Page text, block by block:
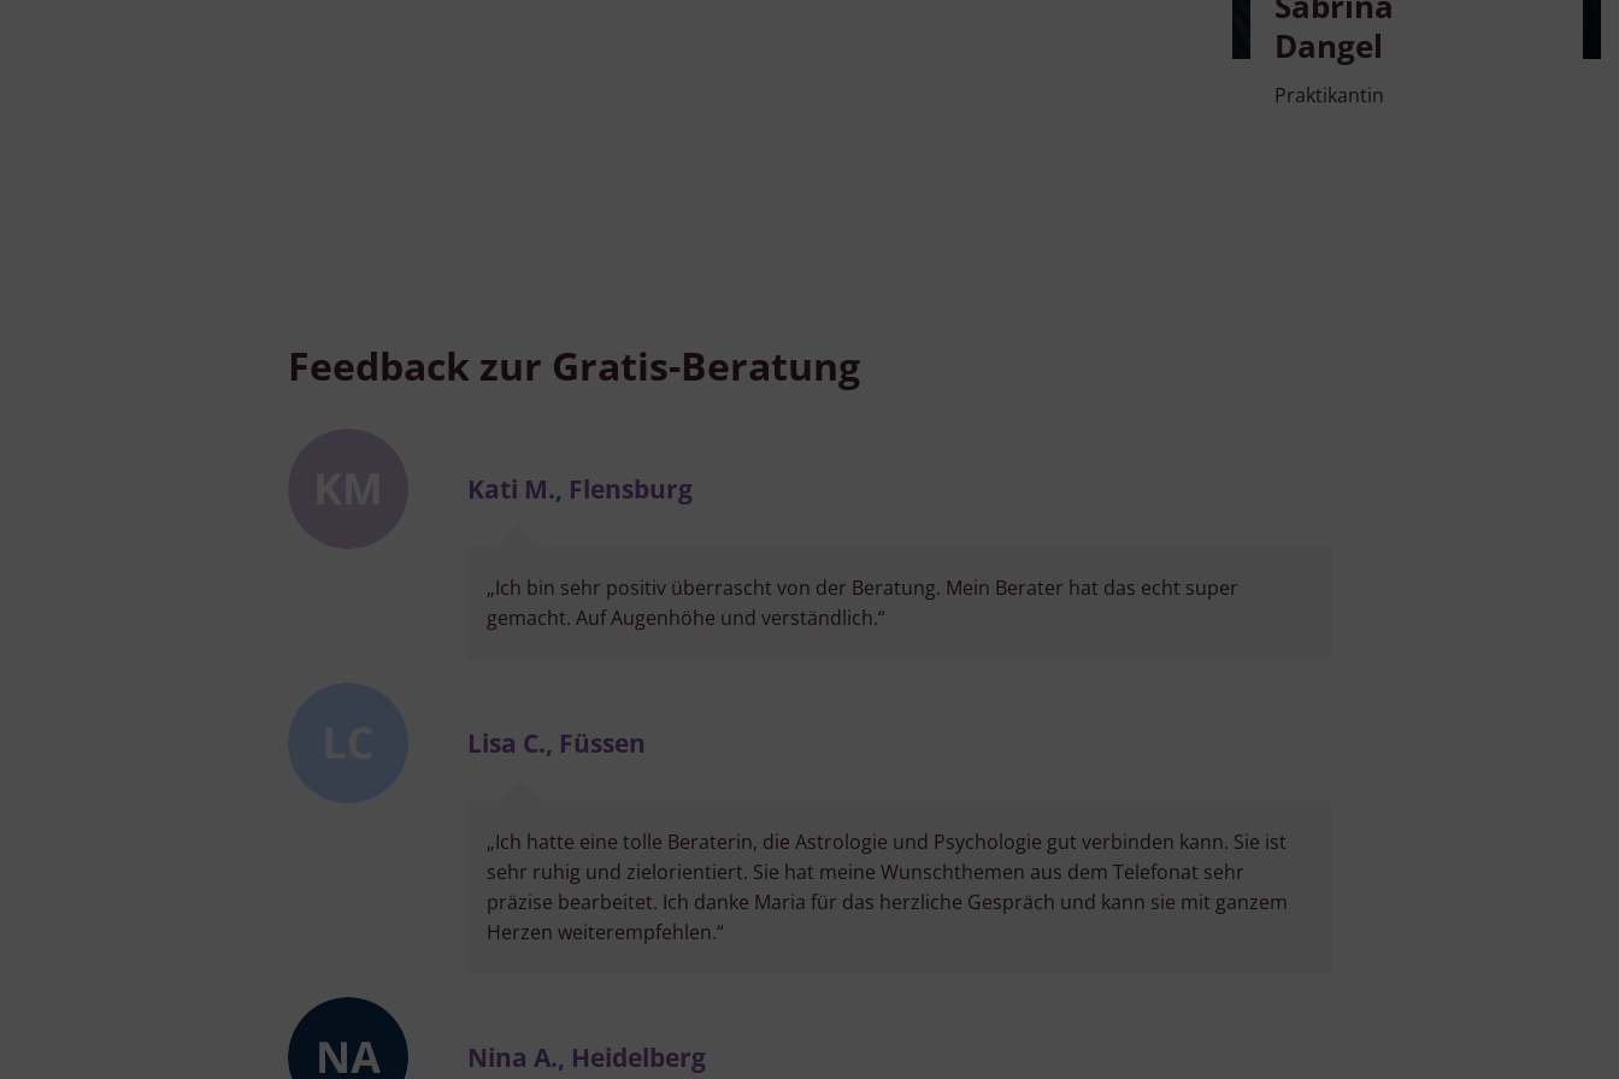
Dangel
Praktikantin
Feedback zur Gratis-Beratung
Kati M., Flensburg
„Ich bin sehr positiv überrascht von der Beratung. Mein Berater hat das echt super
gemacht. Auf Augenhöhe und verständlich.“
Lisa C., Füssen
„Ich hatte eine tolle Beraterin, die Astrologie und Psychologie gut verbinden kann. Sie ist
sehr ruhig und zielorientiert. Sie hat meine Wunschthemen aus dem Telefonat sehr
präzise bearbeitet. Ich danke Maria für das herzliche Gespräch und kann sie mit ganzem
Herzen weiterempfehlen.“
Nina A., Heidelberg